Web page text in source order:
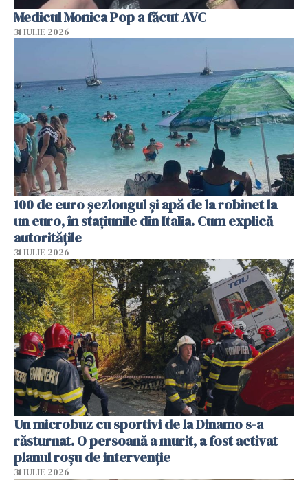
Medicul Monica Pop a făcut AVC
31 IULIE 2026
100 de euro șezlongul și apă de la robinet la
un euro, în stațiunile din Italia. Cum explică
autoritățile
31 IULIE 2026
Un microbuz cu sportivi de la Dinamo s-a
răsturnat. O persoană a murit, a fost activat
planul roșu de intervenție
31 IULIE 2026